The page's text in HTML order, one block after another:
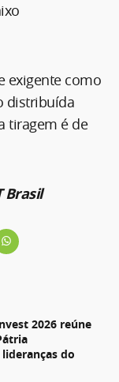
exigente como
distribuída
tiragem é de
Brasil
2026 reúne
do